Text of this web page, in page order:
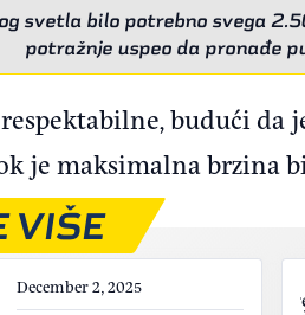
svetla bilo potrebno svega
potražnje uspeo da pronađe
budući da
je maksimalna brzina
December 2, 2025
VIŠE